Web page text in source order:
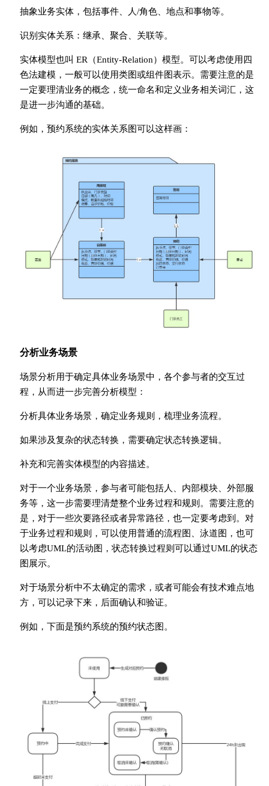
抽象业务实体，包括事件、人/角色、地点和事物等。
识别实体关系：继承、聚合、关联等。
实体模型也叫 ER（Entity-Relation）模型。可以考虑使用四
色法建模，一般可以使用类图或组件图表示。需要注意的是
一定要理清业务的概念，统一命名和定义业务相关词汇，这
是进一步沟通的基础。
例如，预约系统的实体关系图可以这样画：
分析业务场景
场景分析用于确定具体业务场景中，各个参与者的交互过
程，从而进一步完善分析模型：
分析具体业务场景，确定业务规则，梳理业务流程。
如果涉及复杂的状态转换，需要确定状态转换逻辑。
补充和完善实体模型的内容描述。
对于一个业务场景，参与者可能包括人、内部模块、外部服
务等，这一步需要理清楚整个业务过程和规则。需要注意的
是，对于一些次要路径或者异常路径，也一定要考虑到。对
于业务过程和规则，可以使用普通的流程图、泳道图，也可
以考虑UML的活动图，状态转换过程则可以通过UML的状态
图展示。
对于场景分析中不太确定的需求，或者可能会有技术难点地
方，可以记录下来，后面确认和验证。
例如，下面是预约系统的预约状态图。